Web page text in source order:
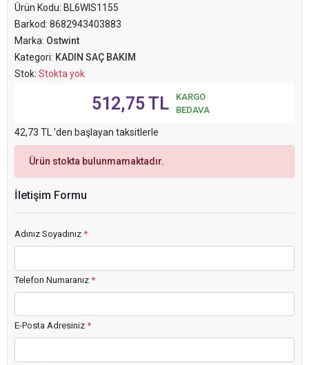
Ürün Kodu: BL6WIS1155
Barkod: 8682943403883
Marka: Ostwint
Kategori: KADIN SAÇ BAKIM
Stok: Stokta yok
512,75 TL
KARGO
BEDAVA
42,73 TL 'den başlayan taksitlerle
Ürün stokta bulunmamaktadır.
İletişim Formu
Adınız Soyadınız *
Telefon Numaranız *
E-Posta Adresiniz *